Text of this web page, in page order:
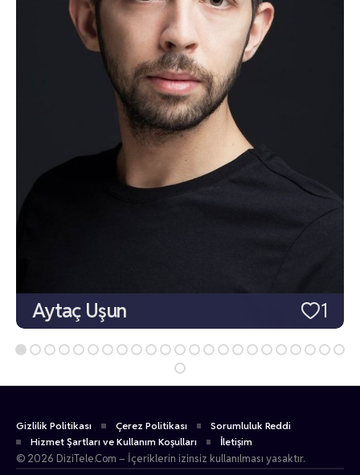
1
Aytaç Uşun
Gizlilik Politikası Çerez Politikası
Sorumluluk Reddi
Hizmet Şartları ve Kullanım Koşulları
İletişim
© 2026 DiziTele.Com – İçeriklerin izinsiz kullanılması yasaktır.